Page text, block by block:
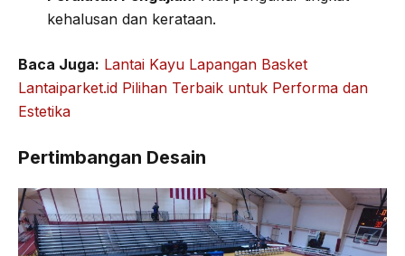
kehalusan dan kerataan.
Baca Juga: Lantai Kayu Lapangan Basket
Lantaiparket.id Pilihan Terbaik untuk Performa dan
Estetika
Pertimbangan Desain